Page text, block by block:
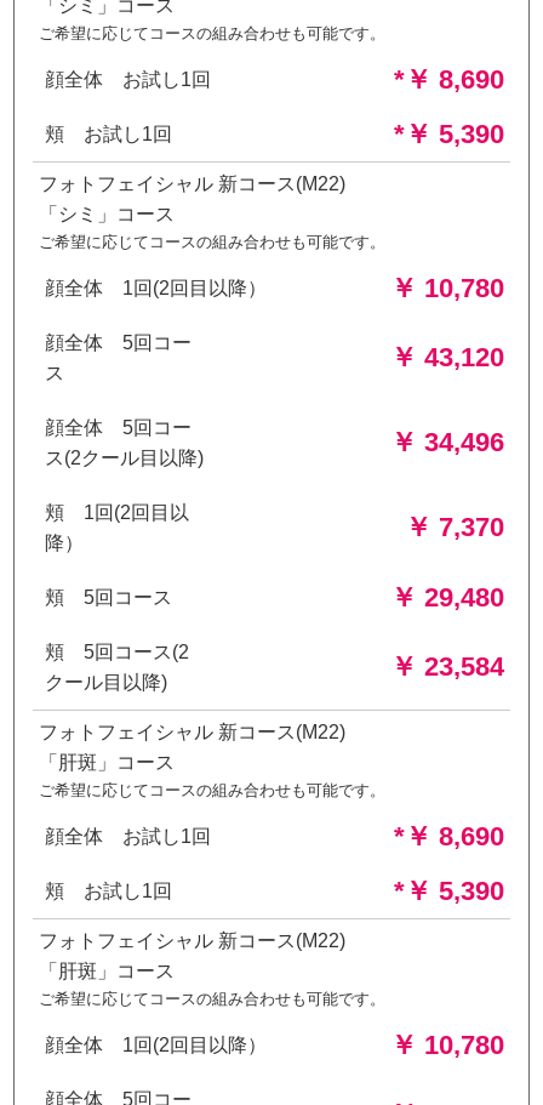
「シミ」コース
ご希望に応じてコースの組み合わせも可能です。
顔全体 お試し1回 *￥ 8,690
頬 お試し1回 *￥ 5,390
フォトフェイシャル 新コース(M22)
「シミ」コース
ご希望に応じてコースの組み合わせも可能です。
顔全体 1回(2回目以降） ￥ 10,780
顔全体 5回コー
ス
￥ 43,120
顔全体 5回コー
ス(2クール目以降)
￥ 34,496
頬 1回(2回目以
降）
￥ 7,370
頬 5回コース ￥ 29,480
頬 5回コース(2
クール目以降)
￥ 23,584
フォトフェイシャル 新コース(M22)
「肝斑」コース
ご希望に応じてコースの組み合わせも可能です。
顔全体 お試し1回 *￥ 8,690
頬 お試し1回 *￥ 5,390
フォトフェイシャル 新コース(M22)
「肝斑」コース
ご希望に応じてコースの組み合わせも可能です。
顔全体 1回(2回目以降） ￥ 10,780
顔全体 5回コー